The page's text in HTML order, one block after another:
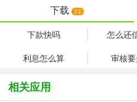
下载 11
下款快吗 怎么还
利息怎么算 审核要
相关应用